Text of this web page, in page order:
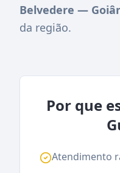
Belvedere —
da região.
Por que
Atendimento